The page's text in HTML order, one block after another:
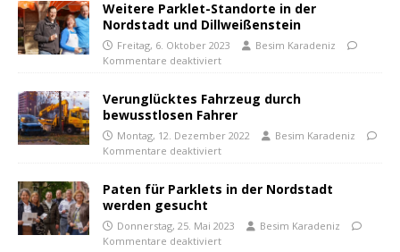
Weitere Parklet-Standorte in der
Nordstadt und Dillweißenstein
Freitag, 6. Oktober 2023
Besim Karadeniz
Kommentare deaktiviert
Verunglücktes Fahrzeug durch
bewusstlosen Fahrer
Montag, 12. Dezember 2022
Besim Karadeniz
Kommentare deaktiviert
Paten für Parklets in der Nordstadt
werden gesucht
Donnerstag, 25. Mai 2023
Besim Karadeniz
Kommentare deaktiviert